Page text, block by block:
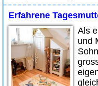
Erfahrene
Als
und